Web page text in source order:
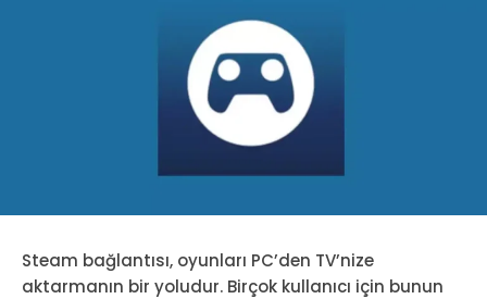
Steam bağlantısı, oyunları PC’den TV’nize
aktarmanın bir yoludur. Birçok kullanıcı için bunun